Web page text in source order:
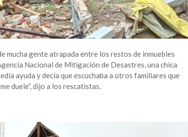
mucha gente atrapada entre los restos de inmuebles
Nacional de Mitigación de Desastres, una chica
ayuda y decía que escuchaba a otros familiares que
duele”, dijo a los rescatistas.